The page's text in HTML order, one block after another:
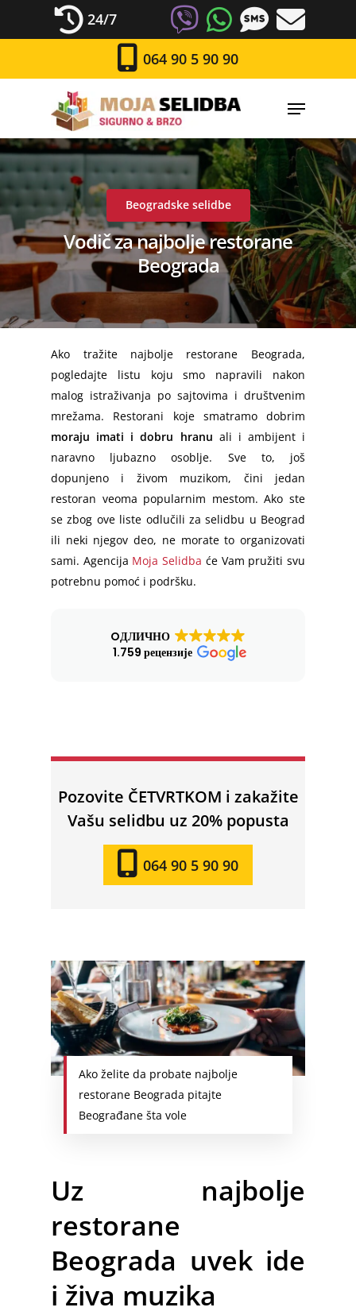
24/7
064 90 5 90 90
Beogradske selidbe
Vodič za najbolje restorane
Beograda
Ako tražite najbolje restorane Beograda,
pogledajte listu koju smo napravili nakon
malog istraživanja po sajtovima i društvenim
mrežama. Restorani koje smatramo dobrim
moraju imati i dobru hranu ali i ambijent i
naravno ljubazno osoblje. Sve to, još
dopunjeno i živom muzikom, čini jedan
restoran veoma popularnim mestom. Ako ste
se zbog ove liste odlučili za selidbu u Beograd
ili neki njegov deo, ne morate to organizovati
sami. Agencija Moja Selidba će Vam pružiti svu
potrebnu pomoć i podršku.
OДЛИЧНО
1.759 рецензије
Pozovite ČETVRTKOM i zakažite
Vašu selidbu uz 20% popusta
064 90 5 90 90
Ako želite da probate najbolje
restorane Beograda pitajte
Beograđane šta vole
Uz najbolje
restorane
Beograda uvek ide
i živa muzika